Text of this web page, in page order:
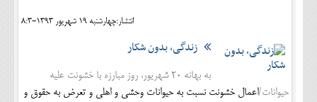
کلینیک
انتشار:چهارشنبه 19 شهريور 1393-8:3
زندگی، بدون شکار
به بهانه 20 شهریور، روز مبارزه با خشونت علیه
حیوانات/اعمال خشونت نسبت به حیوانات وحشی و اهلی و تعرض به حقوق و